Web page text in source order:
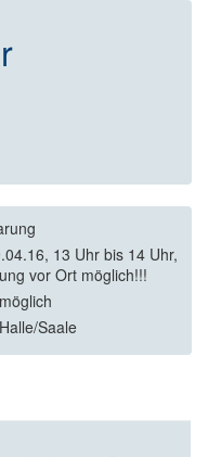
13 Uhr bis 14 Uhr,
vor Ort möglich!!!
Saale